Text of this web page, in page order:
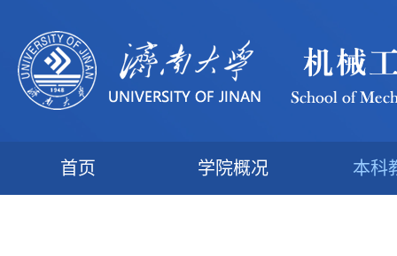
首页 学院概况 本科